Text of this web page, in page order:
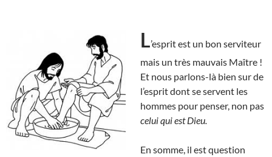
L’esprit est un bon serviteur
mais un très mauvais Maître !
Et nous parlons-là bien sur de
l’esprit dont se servent les
hommes pour penser, non pas
celui qui est Dieu.
En somme, il est question